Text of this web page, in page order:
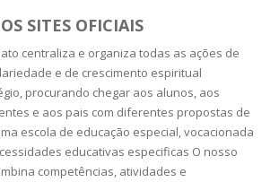
SITES OFICIAIS
centraliza e organiza todas as ações de
e de crescimento espiritual
procurando chegar aos alunos, aos
e aos pais com diferentes propostas de
escola de educação especial, vocacionada
educativas especificas O nosso
competências, atividades e